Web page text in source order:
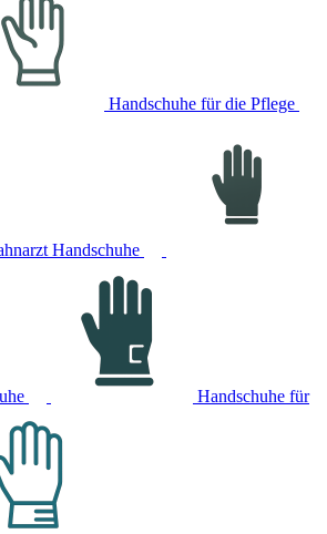
Handschuhe für die Pflege
Handschuhe
Handschuhe für